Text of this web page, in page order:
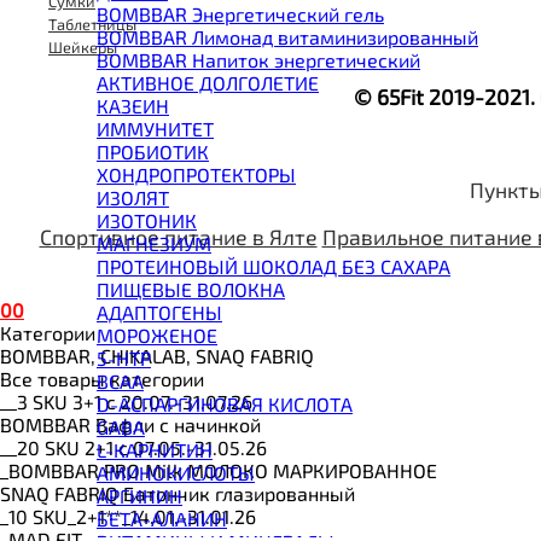
BOMBBAR Энергетический гель
BOMBBAR Лимонад витаминизированный
BOMBBAR Напиток энергетический
АКТИВНОЕ ДОЛГОЛЕТИЕ
КАЗЕИН
ИММУНИТЕТ
ПРОБИОТИК
ХОНДРОПРОТЕКТОРЫ
ИЗОЛЯТ
ИЗОТОНИК
МАГНЕЗИУМ
ПРОТЕИНОВЫЙ ШОКОЛАД БЕЗ САХАРА
ПИЩЕВЫЕ ВОЛОКНА
АДАПТОГЕНЫ
МОРОЖЕНОЕ
5-HTP
BCAA
D-АСПАРГИНОВАЯ КИСЛОТА
GABA
L-КАРНИТИН
АМИНОКИСЛОТЫ
АРГИНИН
БЕТА-АЛАНИН
Таблетницы
Шейкеры
© 65Fit 2019-
Спортивное питание в Ялте Правильное питание
00
Категории
BOMBBAR, CHIKALAB, SNAQ FABRIQ
Все товары категории
__3 SKU 3+1 с 20.07.-31.07.26
BOMBBAR Вафли с начинкой
__20 SKU 2+1 с 07.05.-31.05.26
_BOMBBAR PRO Milk МОЛОКО МАРКИРОВАННОЕ
SNAQ FABRIQ Батончик глазированный
_10 SKU_2+1**_14.01.-31.01.26